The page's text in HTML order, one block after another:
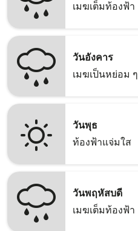
เมฆเต็มท้องฟ้า
วันอังคาร
เมฆเป็นหย่อม ๆ
วันพุธ
ท้องฟ้าแจ่มใส
วันพฤหัสบดี
เมฆเต็มท้องฟ้า